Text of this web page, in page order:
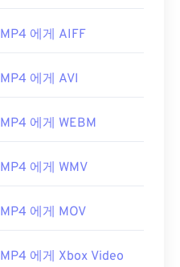
MP4 에게 AIFF
MP4 에게 AVI
MP4 에게 WEBM
MP4 에게 WMV
MP4 에게 MOV
MP4 에게 Xbox Video